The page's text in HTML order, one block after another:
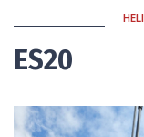
ES20